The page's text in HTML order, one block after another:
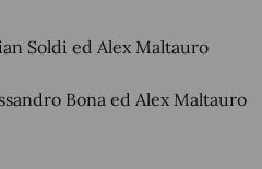
Soldi ed Alex Maltauro
Bona ed Alex Maltauro